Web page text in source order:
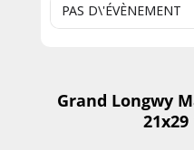
PAS D\'ÉVÈNEMENT
Grand Longwy